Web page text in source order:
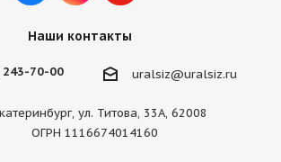
Наши контакты
243-70-00 uralsiz@uralsiz.ru
ул. Титова, 33А, 62008
ОГРН 1116674014160